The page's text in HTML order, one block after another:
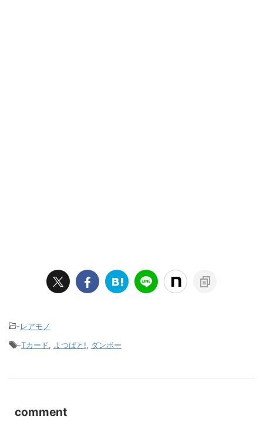
-レアモノ
-Tカード, よつばと!, ダンボー
comment